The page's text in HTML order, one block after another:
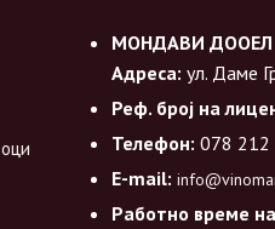
МОНДАВИ ДООЕЛ
Адреса: ул. Даме
Реф. број на
Телефон: 078 212
E-mail:
Работно време